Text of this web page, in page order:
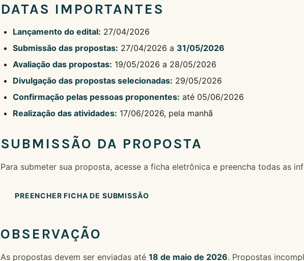
DATAS IMPORTANTES
Lançamento do edital: 27/04/2026
Submissão das propostas: 27/04/2026 a 31/05/2026
Avaliação das propostas: 19/05/2026 a 28/05/2026
Divulgação das propostas selecionadas: 29/05/2026
Confirmação pelas pessoas proponentes: até 05/06/2026
Realização das atividades: 17/06/2026, pela manhã
SUBMISSÃO DA PROPOSTA
Para submeter sua proposta, acesse a ficha eletrônica e preencha todas as
PREENCHER FICHA DE SUBMISSÃO
OBSERVAÇÃO
As propostas devem ser enviadas até 18 de maio de 2026. Propostas